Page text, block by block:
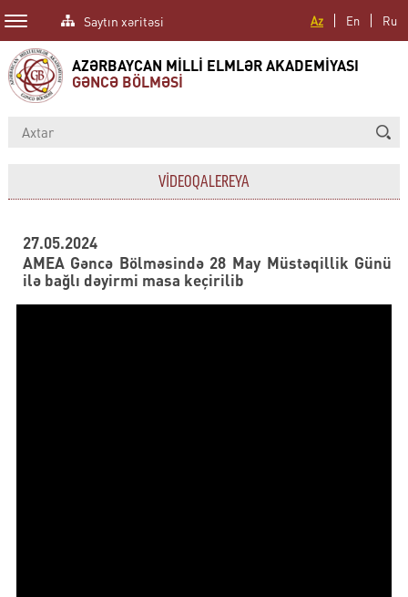
Az En Ru
Saytın xəritəsi
AZƏRBAYCAN MİLLİ ELMLƏR AKADEMİYASI
GƏNCƏ BÖLMƏSİ
VİDEOQALEREYA
27.05.2024
AMEA Gəncə Bölməsində 28 May Müstəqillik Günü
ilə bağlı dəyirmi masa keçirilib